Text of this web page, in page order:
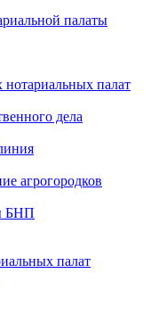
палаты
палат
дела
агрогородков
БНП
палат